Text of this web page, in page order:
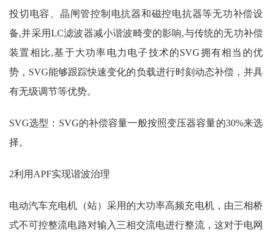
投切电容、晶闸管控制电抗器和磁控电抗器等无功补偿设
备,并采用LC滤波器减小谐波畸变的影响,与传统的无功补偿
装置相比,基于大功率电力电子技术的SVG拥有相当的优
势，SVG能够跟踪快速变化的负载进行时刻动态补偿，并具
有无级调节等优势。
SVG选型：SVG的补偿容量一般按照变压器容量的30%来选
择。
2利用APF实现谐波治理
电动汽车充电机（站）采用的大功率高频充电机，由三相桥
式不可控整流电路对输入三相交流电进行整流，这对于电网